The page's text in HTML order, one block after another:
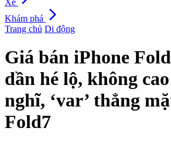
Xe
Khám phá arrow_forward_ios
Trang chủ Di động
Giá bán iPhone
dần hé lộ, không
nghĩ, ‘var’ thẳng
Fold7